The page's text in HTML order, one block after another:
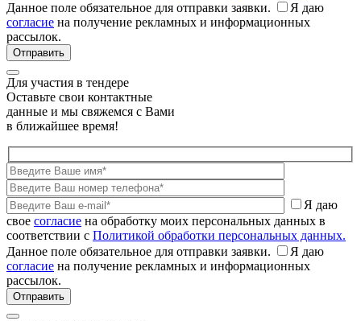
Данное поле обязательное для отправки заявки.
Я даю
согласие на получение рекламных и информационных
рассылок.
Для участия в тендере
Оставьте свои контактные
данные и мы свяжемся с Вами
в ближайшее время!
Я даю
свое согласие на обработку моих персональных данных в
соответствии с Политикой обработки персональных данных.
Данное поле обязательное для отправки заявки.
Я даю
согласие на получение рекламных и информационных
рассылок.